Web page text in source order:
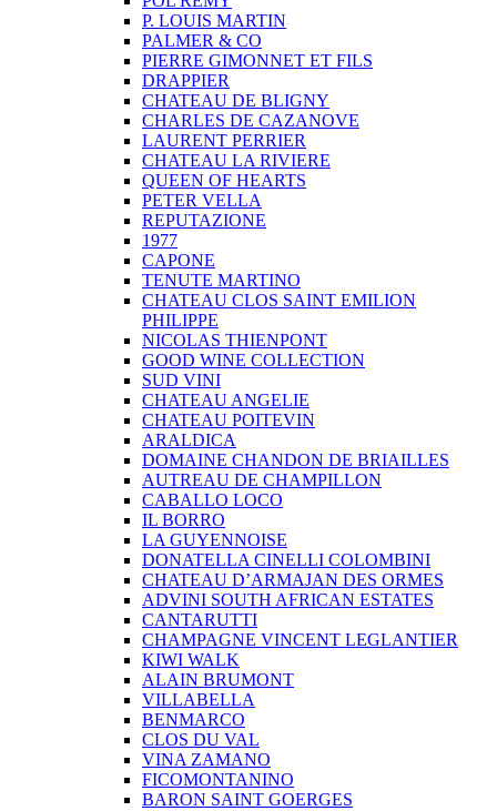
P. LOUIS MARTIN
PALMER & CO
PIERRE GIMONNET ET FILS
DRAPPIER
CHATEAU DE BLIGNY
CHARLES DE CAZANOVE
LAURENT PERRIER
CHATEAU LA RIVIERE
QUEEN OF HEARTS
PETER VELLA
REPUTAZIONE
1977
CAPONE
TENUTE MARTINO
CHATEAU CLOS SAINT EMILION
PHILIPPE
NICOLAS THIENPONT
GOOD WINE COLLECTION
SUD VINI
CHATEAU ANGELIE
CHATEAU POITEVIN
ARALDICA
DOMAINE CHANDON DE BRIAILLES
AUTREAU DE CHAMPILLON
CABALLO LOCO
IL BORRO
LA GUYENNOISE
DONATELLA CINELLI COLOMBINI
CHATEAU D’ARMAJAN DES ORMES
ADVINI SOUTH AFRICAN ESTATES
CANTARUTTI
CHAMPAGNE VINCENT LEGLANTIER
KIWI WALK
ALAIN BRUMONT
VILLABELLA
BENMARCO
CLOS DU VAL
VINA ZAMANO
FICOMONTANINO
BARON SAINT GOERGES